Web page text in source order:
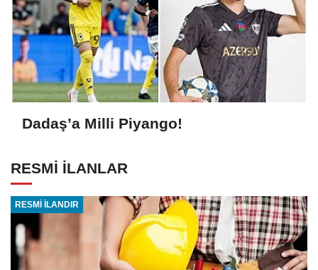
Dadaş’a Milli Piyango!
RESMİ İLANLAR
RESMİ İLANDIR